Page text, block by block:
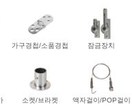
가구경첩/소품경첩 잠금장치
소켓/브라켓 액자걸이/POP걸이